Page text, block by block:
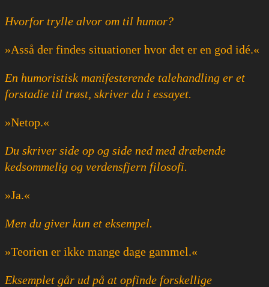
Hvorfor trylle alvor om til humor?
»Asså der findes situationer hvor det er en god idé.«
En humoristisk manifesterende talehandling er et
forstadie til trøst, skriver du i essayet.
»Netop.«
Du skriver side op og side ned med dræbende
kedsommelig og verdensfjern filosofi.
»Ja.«
Men du giver kun et eksempel.
»Teorien er ikke mange dage gammel.«
Eksemplet går ud på at opfinde forskellige